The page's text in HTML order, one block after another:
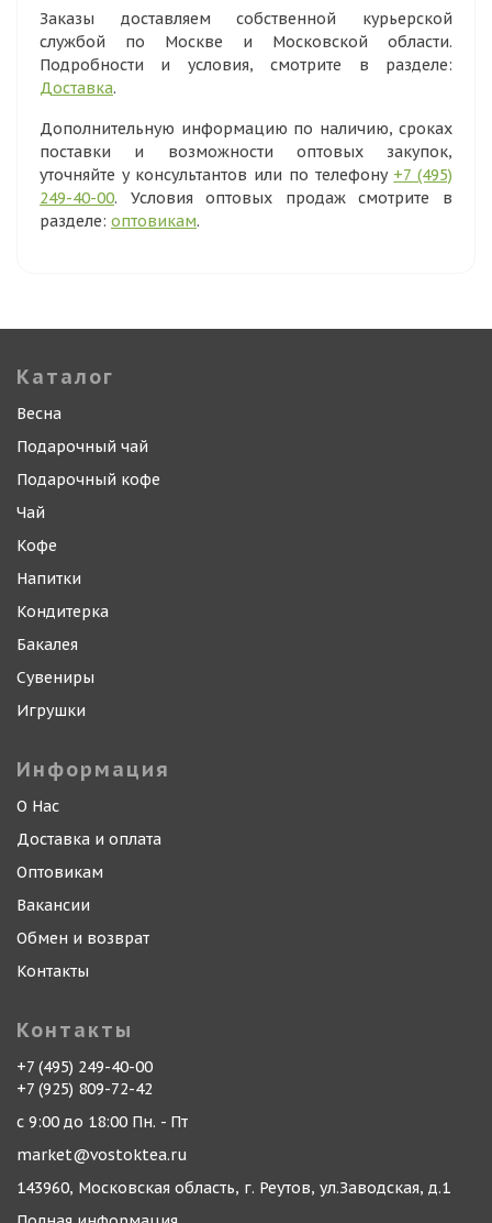
Заказы доставляем собственной курьерской
службой по Москве и Московской области.
Подробности и условия, смотрите в разделе:
Доставка.
Дополнительную информацию по наличию, сроках
поставки и возможности оптовых закупок,
уточняйте у консультантов или по телефону +7 (495)
249-40-00. Условия оптовых продаж смотрите в
разделе: оптовикам.
Каталог
Весна
Подарочный чай
Подарочный кофе
Чай
Кофе
Напитки
Кондитерка
Бакалея
Сувениры
Игрушки
Информация
О Нас
Доставка и оплата
Оптовикам
Вакансии
Обмен и возврат
Контакты
Контакты
+7 (495) 249-40-00
+7 (925) 809-72-42
с 9:00 до 18:00 Пн. - Пт
market@vostoktea.ru
143960, Московская область, г. Реутов, ул.Заводская, д.1